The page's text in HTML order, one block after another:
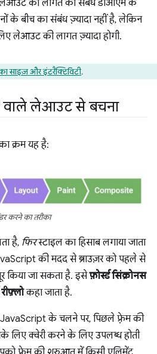
लेआउट की लागत का संबंध डीओएम के
के बीच का संबंध ज़्यादा नहीं है, लेकिन
लेआउट की लागत ज़्यादा होगी.
साइज़ और इंटरैक्टिविटी.
वाले लेआउट से बचना
क्रम यह है:
करने का तरीका
है, फिरस्टाइल का हिसाब लगाया जाता
की मदद से ब्राउज़र को पहले से
किया जा सकता है. इसेफ़ोर्स्ड सिंक्रोनस
कहा जाता है.
के चलने पर, पिछले फ़्रेम की
लिए क्वेरी करने के लिए उपलब्ध होती